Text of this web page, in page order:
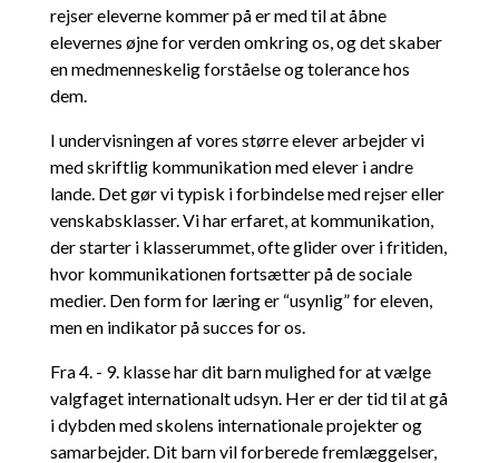
rejser eleverne kommer på er med til at åbne
elevernes øjne for verden omkring os, og det skaber
en medmenneskelig forståelse og tolerance hos
dem.
I undervisningen af vores større elever arbejder vi
med skriftlig kommunikation med elever i andre
lande. Det gør vi typisk i forbindelse med rejser eller
venskabsklasser. Vi har erfaret, at kommunikation,
der starter i klasserummet, ofte glider over i fritiden,
hvor kommunikationen fortsætter på de sociale
medier. Den form for læring er “usynlig” for eleven,
men en indikator på succes for os.
Fra 4. - 9. klasse har dit barn mulighed for at vælge
valgfaget internationalt udsyn. Her er der tid til at gå
i dybden med skolens internationale projekter og
samarbejder. Dit barn vil forberede fremlæggelser,